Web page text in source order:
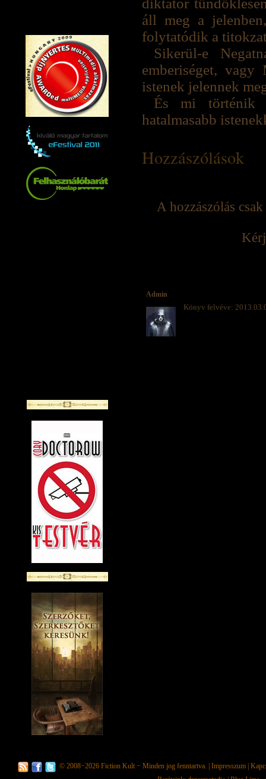
diktátor
áll meg a
folytatódik a
Sikerül-e
emberiséget,
istenek jelennek
És mi történik
hatalmasabb
Hozzászólások
A hozzászólás
Admin
Könyv felvéve:
© 2008−2026 Fiction Kult − Minden jog fenntartva. | Impresszum